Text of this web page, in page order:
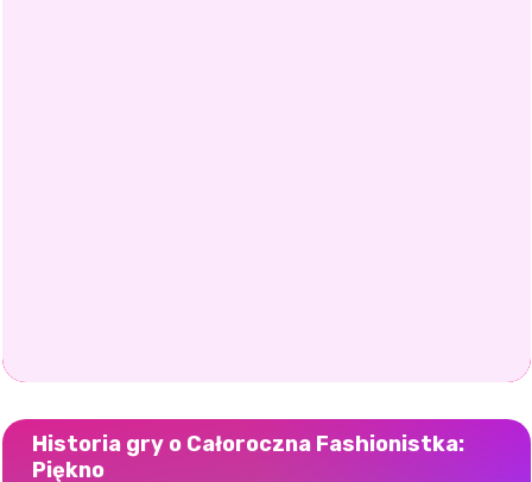
Historia gry o Całoroczna Fashionistka:
Piękno